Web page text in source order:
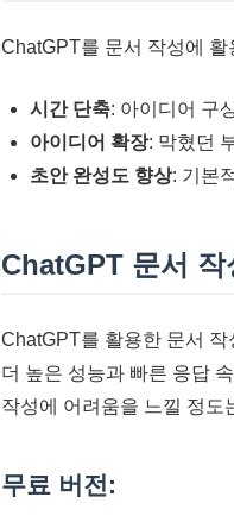
ChatGPT를 문서 작성에
시간 단축: 아이디어 구
아이디어 확장: 막혔던
초안 완성도 향상: 기본
ChatGPT 문서
ChatGPT를 활용한 문서
더 높은 성능과 빠른 응답
작성에 어려움을 느낄 정도
무료 버전: